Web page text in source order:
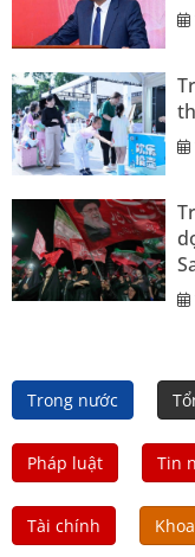
Trong nước
Pháp luật Tin
Tài chính